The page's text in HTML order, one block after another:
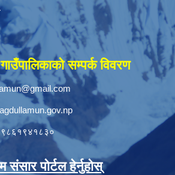
सम्पर्क विवरण
९८६१९४१८३०
संसार पोर्टल हेर्नुहोस्